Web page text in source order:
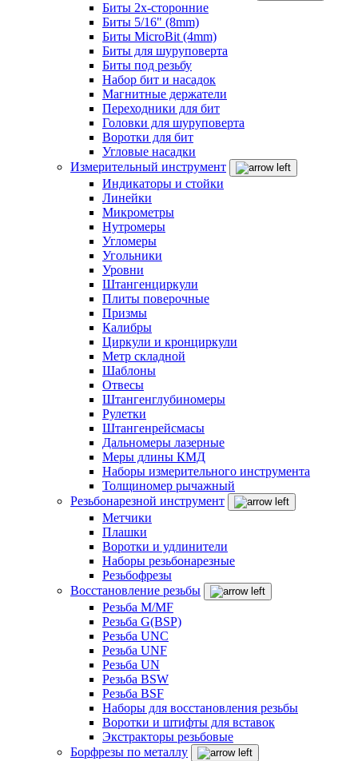
Биты 2х-сторонние
Биты 5/16" (8mm)
Биты MicroBit (4mm)
Биты для шуруповерта
Биты под резьбу
Набор бит и насадок
Магнитные держатели
Переходники для бит
Головки для шуруповерта
Воротки для бит
Угловые насадки
Измерительный инструмент
Индикаторы и стойки
Линейки
Микрометры
Нутромеры
Угломеры
Угольники
Уровни
Штангенциркули
Плиты поверочные
Призмы
Калибры
Циркули и кронциркули
Метр складной
Шаблоны
Отвесы
Штангенглубиномеры
Рулетки
Штангенрейсмасы
Дальномеры лазерные
Меры длины КМД
Наборы измерительного инструмента
Толщиномер рычажный
Резьбонарезной инструмент
Метчики
Плашки
Воротки и удлинители
Наборы резьбонарезные
Резьбофрезы
Восстановление резьбы
Резьба M/MF
Резьба G(BSP)
Резьба UNC
Резьба UNF
Резьба UN
Резьба BSW
Резьба BSF
Наборы для восстановления резьбы
Воротки и штифты для вставок
Экстракторы резьбовые
Борфрезы по металлу